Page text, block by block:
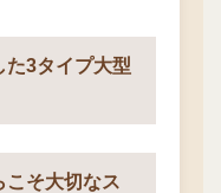
た3タイプ大型
こそ大切なス